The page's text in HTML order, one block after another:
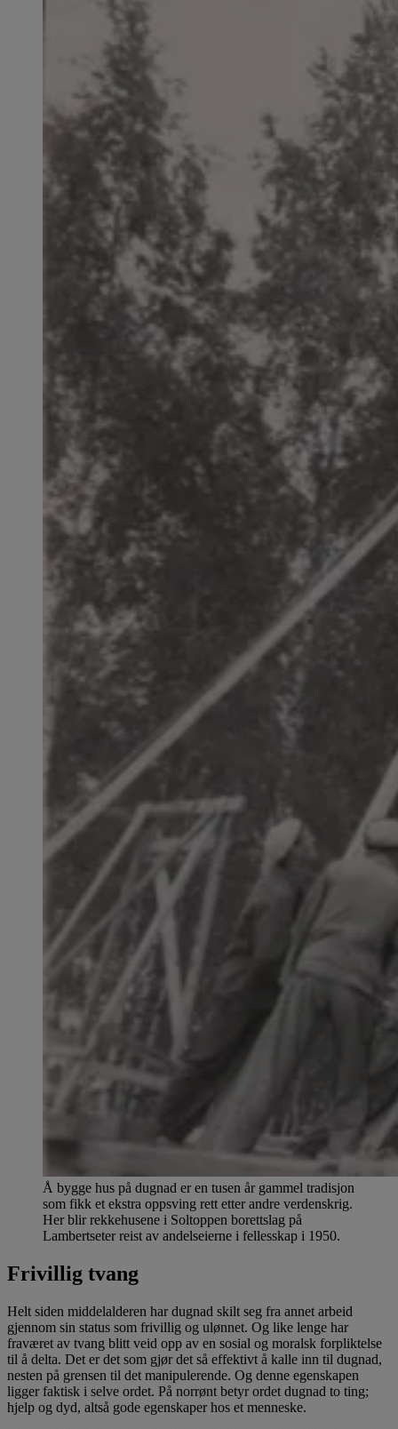
Å bygge hus på dugnad er en tusen år gammel tradisjon
som fikk et ekstra oppsving rett etter andre verdenskrig.
Her blir rekkehusene i Soltoppen borettslag på
Lambertseter reist av andelseierne i fellesskap i 1950.
Frivillig tvang
Helt siden middelalderen har dugnad skilt seg fra annet arbeid
gjennom sin status som frivillig og ulønnet. Og like lenge har
fraværet av tvang blitt veid opp av en sosial og moralsk forpliktelse
til å delta. Det er det som gjør det så effektivt å kalle inn til dugnad,
nesten på grensen til det manipulerende. Og denne egenskapen
ligger faktisk i selve ordet. På norrønt betyr ordet dugnad to ting;
hjelp og dyd, altså gode egenskaper hos et menneske.